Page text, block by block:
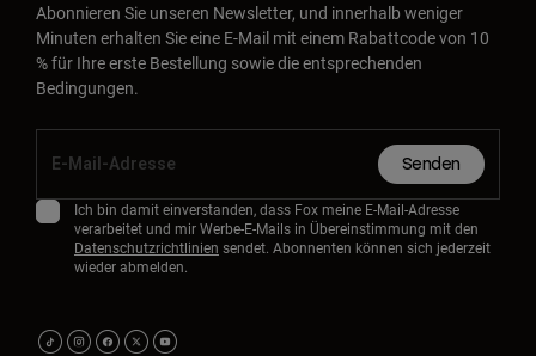
Abonnieren Sie unseren Newsletter, und innerhalb weniger
Minuten erhalten Sie eine E-Mail mit einem Rabattcode von 10
% für Ihre erste Bestellung sowie die entsprechenden
Bedingungen.
Senden
Ich bin damit einverstanden, dass Fox meine E-Mail-Adresse
verarbeitet und mir Werbe-E-Mails in Übereinstimmung mit den
Datenschutzrichtlinien sendet. Abonnenten können sich jederzeit
wieder abmelden.